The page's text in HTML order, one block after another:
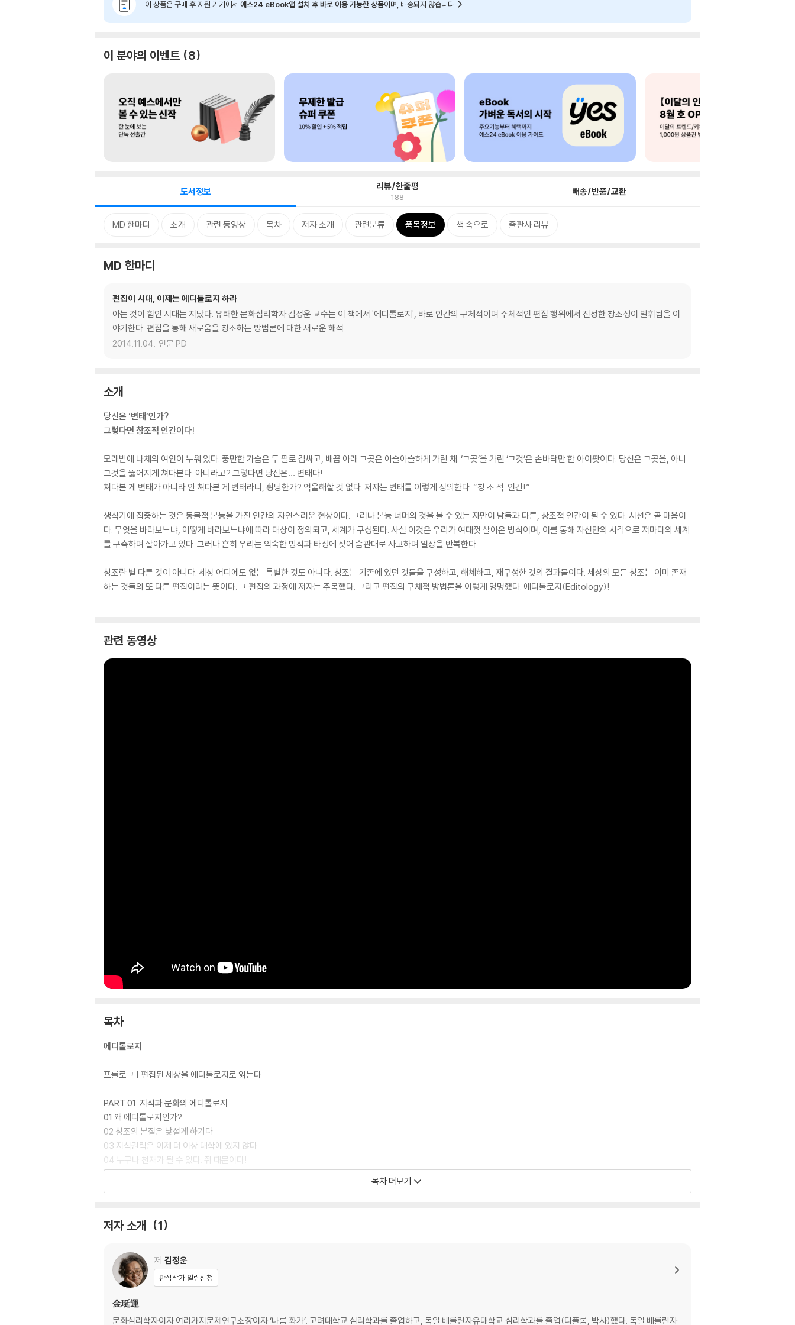
이 상품은 구매 후 지원 기기에서 예스24 eBook앱 설치 후 바로 이용 가능한 상품이며, 배송되지 않습니다.
이 분야의 이벤트 8
도서정보 리뷰/한줄평
188 배송/반품/교환
MD 한마디 소개 관련 동영상 목차 저자 소개 관련분류 품목정보 책 속으로 출판사 리뷰
MD 한마디
편집이 시대, 이제는 에디톨로지 하라
아는 것이 힘인 시대는 지났다. 유쾌한 문화심리학자 김정운 교수는 이 책에서 '에디톨로지', 바로 인간의 구체적이며 주체적인 편집 행위에서 진정한 창조성이 발휘됨을 이
야기한다. 편집을 통해 새로움을 창조하는 방법론에 대한 새로운 해석.
2014.11.04. 인문 PD
소개
당신은 ‘변태’인가?
그렇다면 창조적 인간이다!
모래밭에 나체의 여인이 누워 있다. 풍만한 가슴은 두 팔로 감싸고, 배꼽 아래 그곳은 아슬아슬하게 가린 채. ‘그곳’을 가린 ‘그것’은 손바닥만 한 아이팟이다. 당신은 그곳을, 아니
그것을 뚫어지게 쳐다본다. 아니라고? 그렇다면 당신은… 변태다!
쳐다본 게 변태가 아니라 안 쳐다본 게 변태라니, 황당한가? 억울해할 것 없다. 저자는 변태를 이렇게 정의한다. “창.조.적. 인간!”
생식기에 집중하는 것은 동물적 본능을 가진 인간의 자연스러운 현상이다. 그러나 본능 너머의 것을 볼 수 있는 자만이 남들과 다른, 창조적 인간이 될 수 있다. 시선은 곧 마음이
다. 무엇을 바라보느냐, 어떻게 바라보느냐에 따라 대상이 정의되고, 세계가 구성된다. 사실 이것은 우리가 여태껏 살아온 방식이며, 이를 통해 자신만의 시각으로 저마다의 세계
를 구축하며 살아가고 있다. 그러나 흔히 우리는 익숙한 방식과 타성에 젖어 습관대로 사고하며 일상을 반복한다.
창조란 별 다른 것이 아니다. 세상 어디에도 없는 특별한 것도 아니다. 창조는 기존에 있던 것들을 구성하고, 해체하고, 재구성한 것의 결과물이다. 세상의 모든 창조는 이미 존재
하는 것들의 또 다른 편집이라는 뜻이다. 그 편집의 과정에 저자는 주목했다. 그리고 편집의 구체적 방법론을 이렇게 명명했다. 에디톨로지(Editology)!
관련 동영상
목차
에디톨로지
프롤로그 | 편집된 세상을 에디톨로지로 읽는다
PART 01. 지식과 문화의 에디톨로지
01 왜 에디톨로지인가?
02 창조의 본질은 낯설게 하기다
03 지식권력은 이제 더 이상 대학에 있지 않다
04 누구나 천재가 될 수 있다. 쥐 때문이다!
05 김용옥의 크로스 텍스트와 이어령의 하이퍼텍스트
09 연기력이 형편 없는 배우도 영화에 출연할 수 있는 이유
PART 02. 관점과 장소의 에디톨로지
01 관점의 발견과 서구 합리성의 신화
02 우리는 윈도(창문)로 세상을 개관적으로 볼 수 있다고 믿는다
03 원근법은 통제 강박이다
목차 더보기
저자 소개 1
저 김정운
관심작가 알림신청
金珽運
문화심리학자이자 여러가지문제연구소장이자 ‘나름 화가’. 고려대학교 심리학과를 졸업하고, 독일 베를린자유대학교 심리학과를 졸업(디플롬, 박사)했다. 독일 베를린자